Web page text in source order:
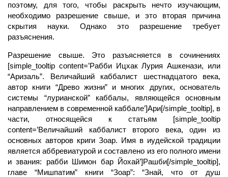
поэтому, для того, чтобы раскрыть нечто изучающим,
необходимо разрешение свыше, и это вторая причина
скрытия науки. Однако это разрешение требует
разъяснения.
Разрешение свыше. Это разъясняется в сочинениях
[simple_tooltip content=’Рабби Ицхак Лурия Ашкенази, или
“Аризаль”. Величайший каббалист шестнадцатого века,
автор книги “Древо жизни” и многих других, основатель
системы “лурианской” каббалы, являющейся основным
направлением в современной каббале’]Ари[/simple_tooltip], в
части, относящейся к статьям [simple_tooltip
content=’Величайший каббалист второго века, один из
основных авторов криги Зоар. Имя в иудейской традиции
является аббревиатурой и составлено из его полного имени
и звания: рабби Шимон бар Йохай’]Рашби[/simple_tooltip],
главе “Мишпатим” книги “Зоар”: “Знай, что от душ